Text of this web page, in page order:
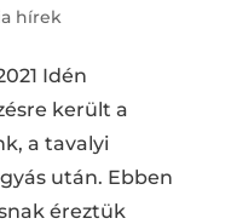
hírek
Idén
került a
a tavalyi
után. Ebben
éreztük